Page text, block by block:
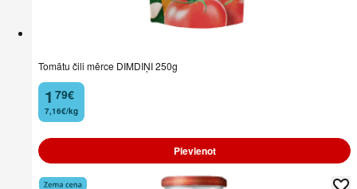
Tomātu čili mērce DIMDIŅI 250g
1
. 79€
7,16€/kg
Pievienot